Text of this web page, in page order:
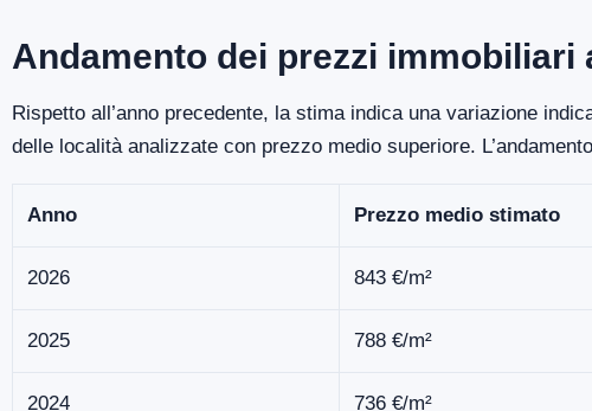
Andamento dei prezzi immobiliari
Rispetto all’anno precedente, la stima indica una variazione
delle località analizzate con prezzo medio superiore.
Anno Prezzo medio stimato
2026 843 €/m²
2025 788 €/m²
2024 736 €/m²